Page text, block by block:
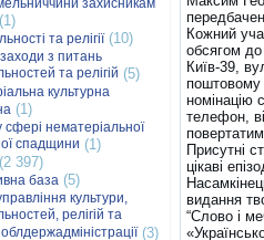
захисникам
(1)
та релігії(10)
з питань
та релігій (5)
культурна
(1)
сфері нематеріальної
спадщини (1)
(2 397)
база (5)
культури,
релігій та
(3)
Кожний
обсягом
Київ-39,
поштовому
номінацію
телефон,
Присутні
цікаві
видання
“Слово і